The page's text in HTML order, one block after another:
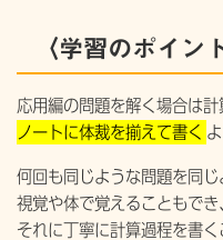
〈学習のポイン
応用編の問題を解く場合は
ノートに体裁を揃えて書く
何回も同じような問題を同
視覚や体で覚えることもでき
それに丁寧に計算過程を書